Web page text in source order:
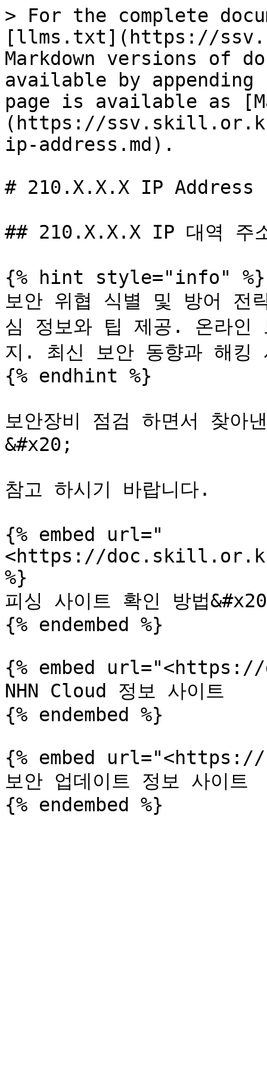
> For the complete
[llms.txt](https://
Markdown versions of
available by
page is available as
(https://
ip-address.md).
# 210.X.X.X IP Address
## 210.X.X.X IP 대역 주
{% hint style="info" %}
보안 위협 식별 및 방어 전
심 정보와 팁 제공. 온라인
지. 최신 보안 동향과 해킹
{% endhint %}
보안장비 점검 하면서 찾
&#x20;
참고 하시기 바랍니다.
{% embed url="
<https://
%}
피싱 사이트 확인 방법
{% endembed %}
{% embed
NHN Cloud 정보 사이트
{% endembed %}
{% embed
보안 업데이트 정보 사이트